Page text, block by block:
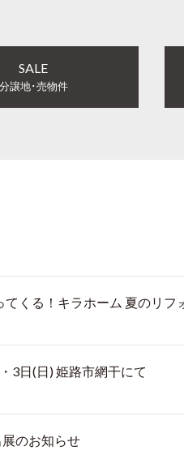
SALE
分譲地･売物件
くる！キラホーム 夏のリフ
3日(日) 姫路市網干にて
展のお知らせ